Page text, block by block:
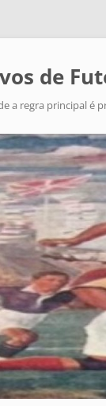
de
a regra principal é